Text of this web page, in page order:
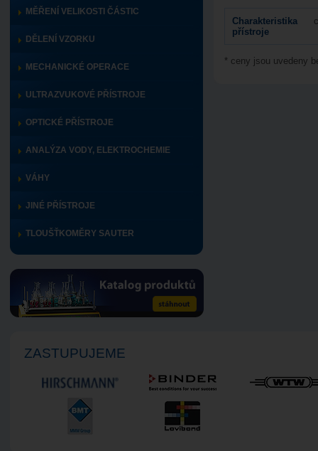
MĚŘENÍ VELIKOSTI ČÁSTIC
DĚLENÍ VZORKU
MECHANICKÉ OPERACE
ULTRAZVUKOVÉ PŘÍSTROJE
OPTICKÉ PŘÍSTROJE
ANALÝZA VODY, ELEKTROCHEMIE
VÁHY
JINÉ PŘÍSTROJE
TLOUŠŤKOMĚRY SAUTER
Charakteristika
přístroje
* ceny jsou uvedeny
ZASTUPUJEME